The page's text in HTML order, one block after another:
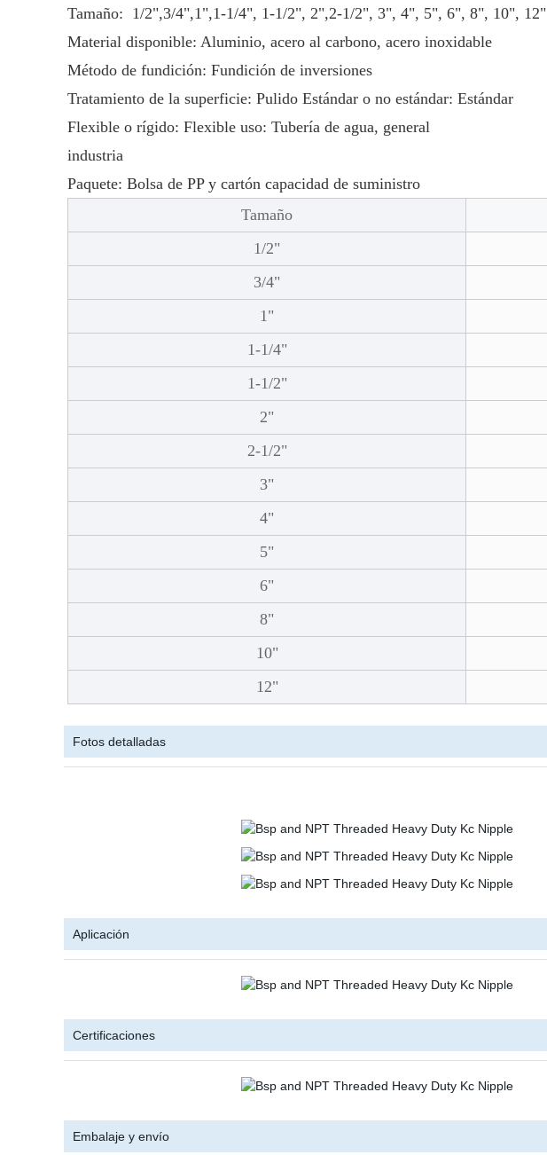
Tamaño: 1/2",3/4",1",1-1/4", 1-1/2", 2",2-1/2", 3", 4", 5", 6", 8", 10", 12"
Material disponible: Aluminio, acero al carbono, acero inoxidable
Método de fundición: Fundición de inversiones
Tratamiento de la superficie: Pulido Estándar o no estándar: Estándar
Flexible o rígido: Flexible uso: Tubería de agua, general
industria
Paquete: Bolsa de PP y cartón capacidad de suministro
Tamaño
1/2"
3/4"
1"
1-1/4"
1-1/2"
2"
2-1/2"
3"
4"
5"
6"
8"
10"
12"
Fotos detalladas
Aplicación
Certificaciones
Embalaje y envío